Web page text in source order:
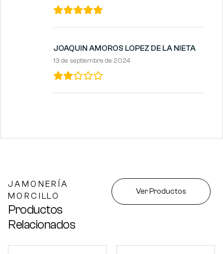
JOAQUIN AMOROS LOPEZ DE LA NIETA
13 de septiembre de 2024
JAMONERÍA
MORCILLO
Productos
Relacionados
Ver Productos